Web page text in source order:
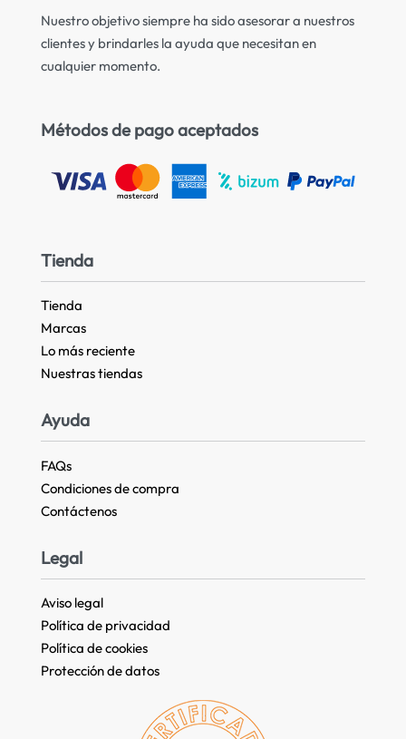
Nuestro objetivo siempre ha sido asesorar a nuestros
clientes y brindarles la ayuda que necesitan en
cualquier momento.
Métodos de pago aceptados
Tienda
Tienda
Marcas
Lo más reciente​
Nuestras tiendas​
Ayuda
FAQs
Condiciones de compra
Contáctenos
Legal
Aviso legal
Política de privacidad
Política de cookies
Protección de datos